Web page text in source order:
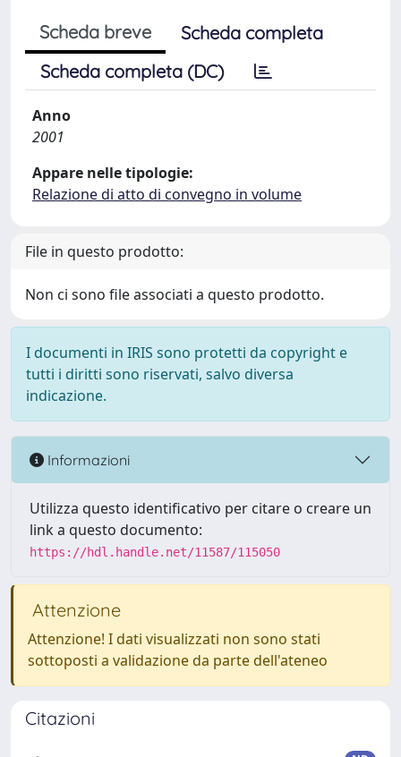
Scheda breve
Scheda completa
Scheda completa (DC)
Anno
2001
Appare nelle tipologie:
Relazione di atto di convegno in volume
File in questo prodotto:
Non ci sono file associati a questo prodotto.
I documenti in IRIS sono protetti da copyright e
tutti i diritti sono riservati, salvo diversa
indicazione.
Informazioni
Utilizza questo identificativo per citare o creare un
link a questo documento:
https://hdl.handle.net/11587/115050
Attenzione
Attenzione! I dati visualizzati non sono stati
sottoposti a validazione da parte dell'ateneo
Citazioni